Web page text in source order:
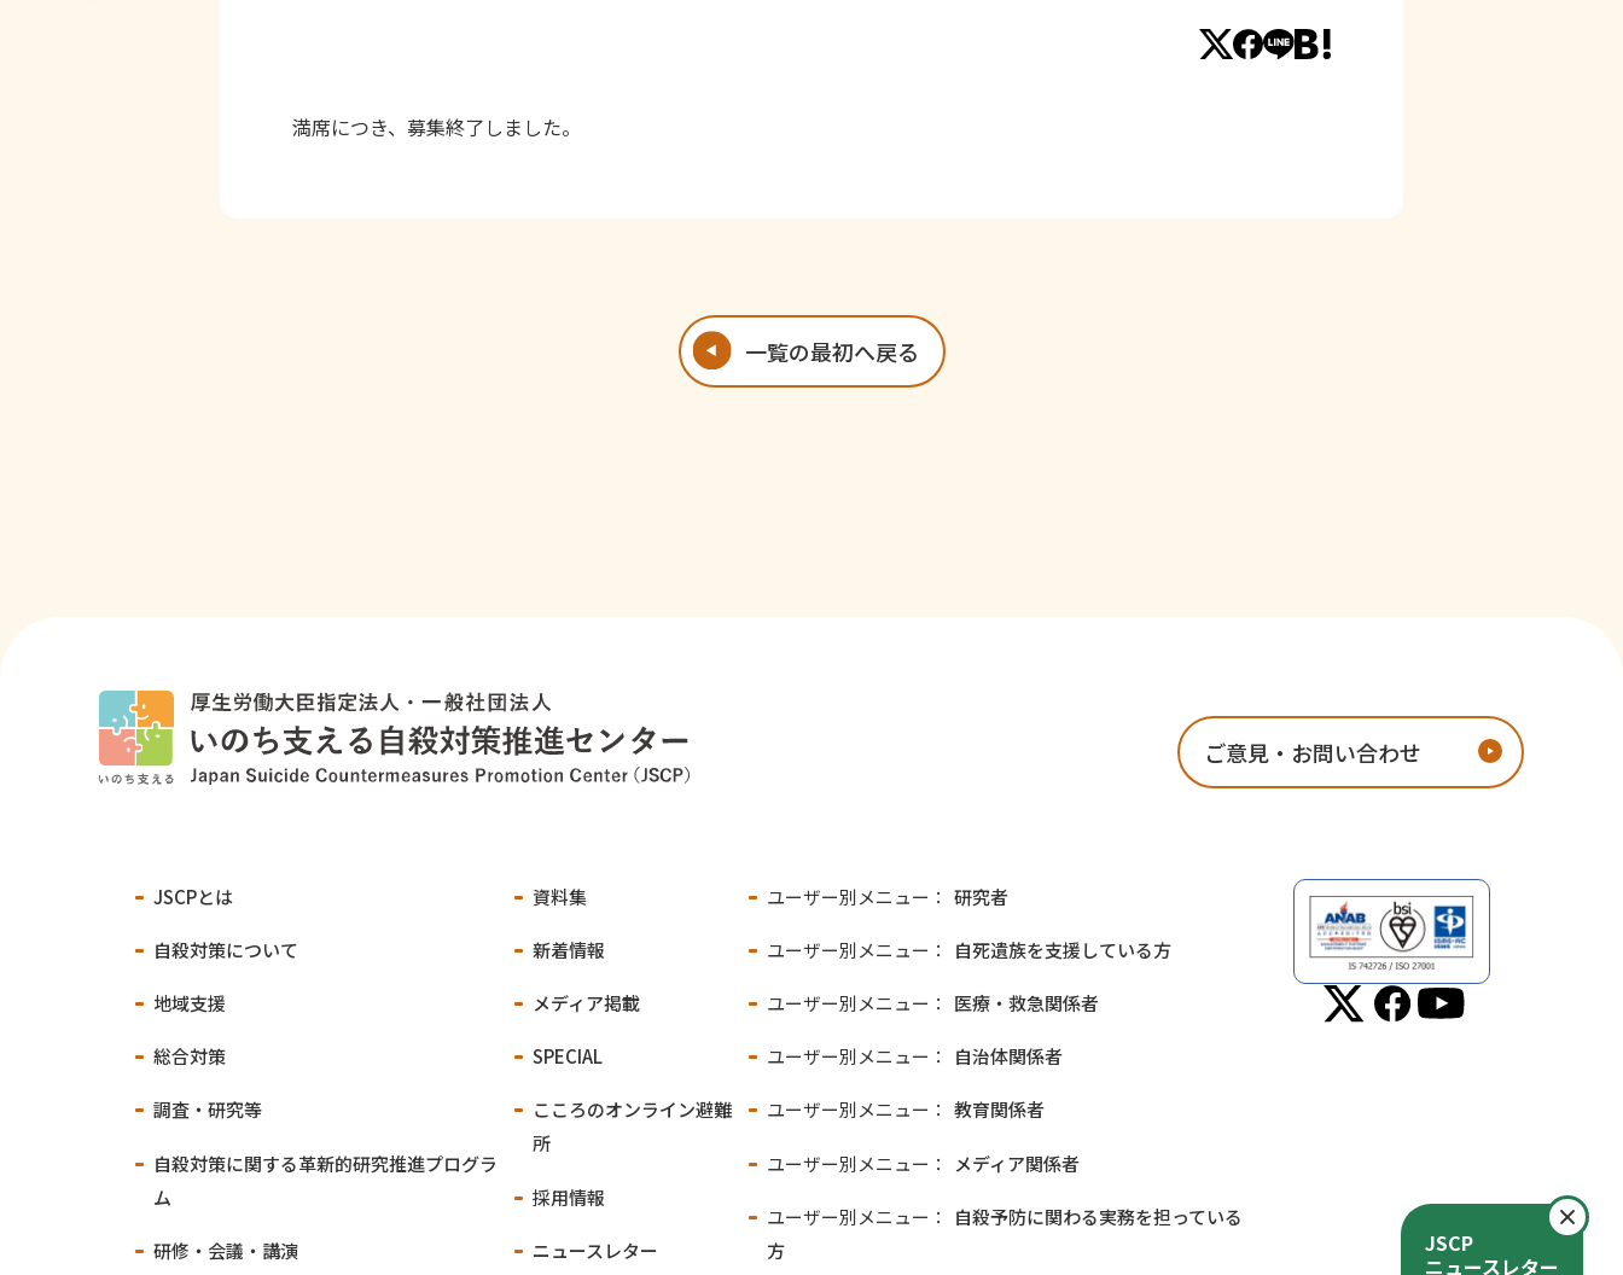
満席につき、募集終了しました。
一覧の最初へ戻る
閉
JSCP
ニュースレター
JSCPとは
自殺対策について
地域支援
総合対策
調査・研究等
自殺対策に関する革新的研究推進プログラ
ム
研修・会議・講演
資料集
新着情報
メディア掲載
SPECIAL
こころのオンライン避難
所
採用情報
ニュースレター
ユーザー別メニュー： 研究者
ユーザー別メニュー： 自死遺族を支援している方
ユーザー別メニュー： 医療・救急関係者
ユーザー別メニュー： 自治体関係者
ユーザー別メニュー： 教育関係者
ユーザー別メニュー： メディア関係者
ユーザー別メニュー：
自殺予防に関わる実務を担っている
方
ご意見・お問い合わせ